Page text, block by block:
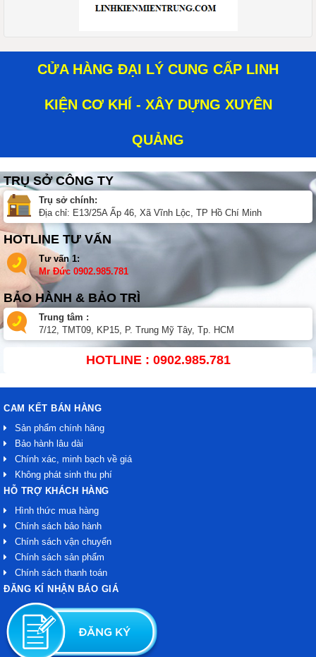
CỬA HÀNG ĐẠI LÝ CUNG CẤP LINH
KIỆN CƠ KHÍ - XÂY DỰNG XUYÊN
QUẢNG
TRỤ SỞ CÔNG TY
Trụ sở chính:
Địa chỉ: E13/25A Ấp 46, Xã Vĩnh Lộc, TP Hồ Chí Minh
HOTLINE TƯ VẤN
Tư vấn 1:
Mr Đức 0902.985.781
BẢO HÀNH & BẢO TRÌ
Trung tâm :
7/12, TMT09, KP15, P. Trung Mỹ Tây, Tp. HCM
HOTLINE : 0902.985.781
CAM KẾT BÁN HÀNG
Sản phẩm chính hãng
Bảo hành lâu dài
Chính xác, minh bạch về giá
Không phát sinh thu phí
HỖ TRỢ KHÁCH HÀNG
Hình thức mua hàng
Chính sách bảo hành
Chính sách vận chuyển
Chính sách sản phẩm
Chính sách thanh toán
ĐĂNG KÍ NHẬN BÁO GIÁ